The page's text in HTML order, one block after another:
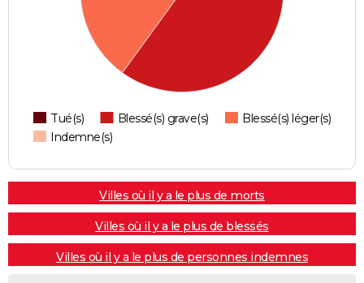
Tué(s) Blessé(s) grave(s)
Blessé(s) léger(s)
Indemne(s)
Villes où il y a le plus de morts
Villes où il y a le plus de blessés
Villes où il y a le plus de personnes indemnes